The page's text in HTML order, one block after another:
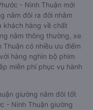
- Ninh Thuận mới
nằm đôi ra đời nhằm
khách hàng về chất
nằm thông thường, xe
có nhiều ưu điểm
hàng nghìn bộ phim
miễn phí phục vụ hành
giường nằm đôi tốt
- Ninh Thuận giường